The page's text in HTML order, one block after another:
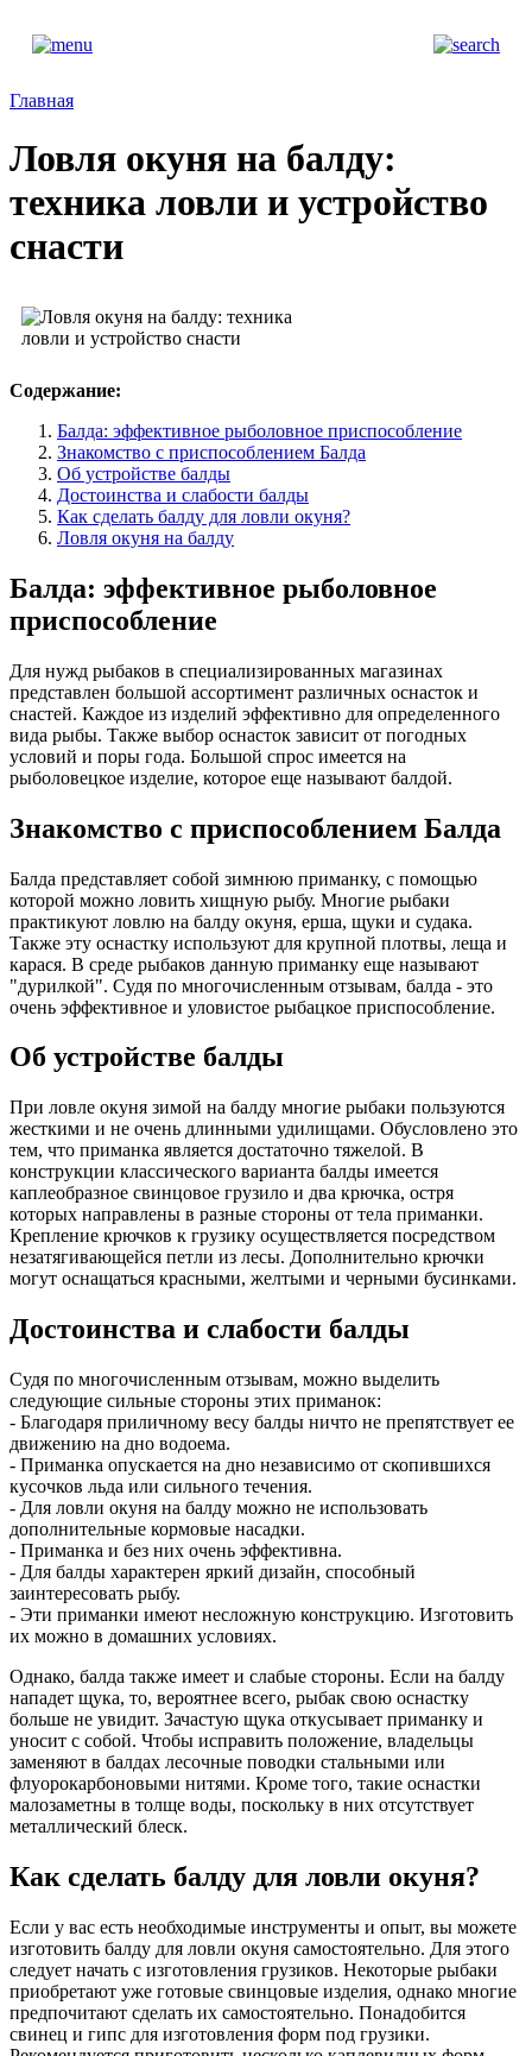
Главная
Ловля окуня на балду:
техника ловли и устройство
снасти
Содержание:
Балда: эффективное рыболовное приспособление
Знакомство с приспособлением Балда
Об устройстве балды
Достоинства и слабости балды
Как сделать балду для ловли окуня?
Ловля окуня на балду
Балда: эффективное рыболовное
приспособление
Для нужд рыбаков в специализированных магазинах
представлен большой ассортимент различных оснасток и
снастей. Каждое из изделий эффективно для определенного
вида рыбы. Также выбор оснасток зависит от погодных
условий и поры года. Большой спрос имеется на
рыболовецкое изделие, которое еще называют балдой.
Знакомство с приспособлением Балда
Балда представляет собой зимнюю приманку, с помощью
которой можно ловить хищную рыбу. Многие рыбаки
практикуют ловлю на балду окуня, ерша, щуки и судака.
Также эту оснастку используют для крупной плотвы, леща и
карася. В среде рыбаков данную приманку еще называют
"дурилкой". Судя по многочисленным отзывам, балда - это
очень эффективное и уловистое рыбацкое приспособление.
Об устройстве балды
При ловле окуня зимой на балду многие рыбаки пользуются
жесткими и не очень длинными удилищами. Обусловлено это
тем, что приманка является достаточно тяжелой. В
конструкции классического варианта балды имеется
каплеобразное свинцовое грузило и два крючка, остря
которых направлены в разные стороны от тела приманки.
Крепление крючков к грузику осуществляется посредством
незатягивающейся петли из лесы. Дополнительно крючки
могут оснащаться красными, желтыми и черными бусинками.
Достоинства и слабости балды
Судя по многочисленным отзывам, можно выделить
следующие сильные стороны этих приманок:
- Благодаря приличному весу балды ничто не препятствует ее
движению на дно водоема.
- Приманка опускается на дно независимо от скопившихся
кусочков льда или сильного течения.
- Для ловли окуня на балду можно не использовать
дополнительные кормовые насадки.
- Приманка и без них очень эффективна.
- Для балды характерен яркий дизайн, способный
заинтересовать рыбу.
- Эти приманки имеют несложную конструкцию. Изготовить
их можно в домашних условиях.
Однако, балда также имеет и слабые стороны. Если на балду
нападет щука, то, вероятнее всего, рыбак свою оснастку
больше не увидит. Зачастую щука откусывает приманку и
уносит с собой. Чтобы исправить положение, владельцы
заменяют в балдах лесочные поводки стальными или
флуорокарбоновыми нитями. Кроме того, такие оснастки
малозаметны в толще воды, поскольку в них отсутствует
металлический блеск.
Как сделать балду для ловли окуня?
Если у вас есть необходимые инструменты и опыт, вы можете
изготовить балду для ловли окуня самостоятельно. Для этого
следует начать с изготовления грузиков. Некоторые рыбаки
приобретают уже готовые свинцовые изделия, однако многие
предпочитают сделать их самостоятельно. Понадобится
свинец и гипс для изготовления форм под грузики.